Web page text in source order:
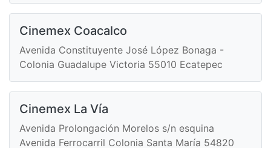
Cinemex Coacalco
Avenida Constituyente José López Bonaga -
Colonia Guadalupe Victoria 55010 Ecatepec
Cinemex La Vía
Avenida Prolongación Morelos s/n esquina
Avenida Ferrocarril Colonia Santa María 54820